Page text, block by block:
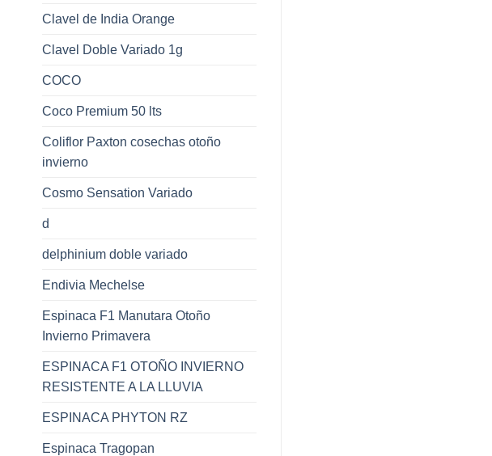
Clavel de India Orange
Clavel Doble Variado 1g
COCO
Coco Premium 50 lts
Coliflor Paxton cosechas otoño
invierno
Cosmo Sensation Variado
d
delphinium doble variado
Endivia Mechelse
Espinaca F1 Manutara Otoño
Invierno Primavera
ESPINACA F1 OTOÑO INVIERNO
RESISTENTE A LA LLUVIA
ESPINACA PHYTON RZ
Espinaca Tragopan